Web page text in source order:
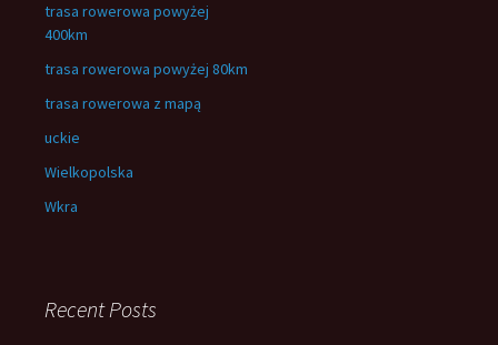
trasa rowerowa powyżej
400km
trasa rowerowa powyżej 80km
trasa rowerowa z mapą
uckie
Wielkopolska
Wkra
Recent Posts